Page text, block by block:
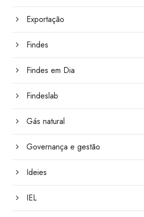
Exportação
Findes
Findes em Dia
Findeslab
Gás natural
Governança e gestão
Ideies
IEL